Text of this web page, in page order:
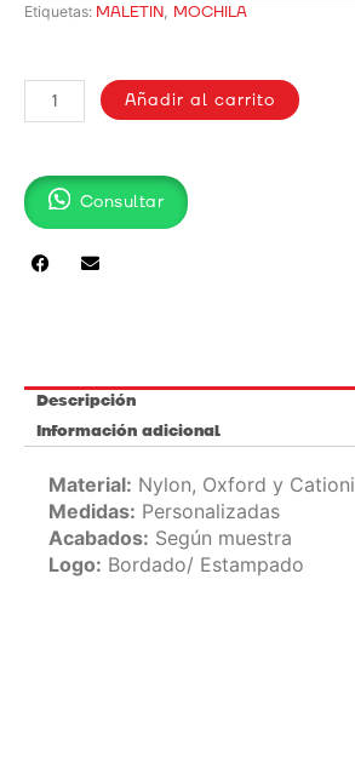
Etiquetas: MALETIN, MOCHILA
TIPO
MOCHILA
cantidad
Añadir al carrito
Consultar
Descripción
Información adicional
Material: Nylon, Oxford y Cationi
Medidas: Personalizadas
Acabados: Según muestra
Logo: Bordado/ Estampado